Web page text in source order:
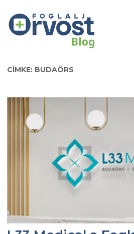
CÍMKE: BUDAÖRS